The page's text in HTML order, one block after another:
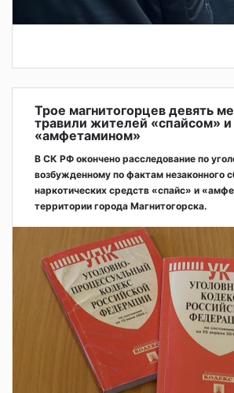
Трое магнитогорцев девять
травили жителей «спайсом» и
«амфетамином»
В СК РФ окончено расследование по
возбужденному по фактам незаконного
наркотических средств «спайс» и
территории города Магнитогорска.